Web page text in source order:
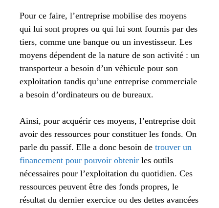
Pour ce faire, l’entreprise mobilise des moyens
qui lui sont propres ou qui lui sont fournis par des
tiers, comme une banque ou un investisseur. Les
moyens dépendent de la nature de son activité : un
transporteur a besoin d’un véhicule pour son
exploitation tandis qu’une entreprise commerciale
a besoin d’ordinateurs ou de bureaux.
Ainsi, pour acquérir ces moyens, l’entreprise doit
avoir des ressources pour constituer les fonds. On
parle du passif. Elle a donc besoin de trouver un
financement pour pouvoir obtenir les outils
nécessaires pour l’exploitation du quotidien. Ces
ressources peuvent être des fonds propres, le
résultat du dernier exercice ou des dettes avancées